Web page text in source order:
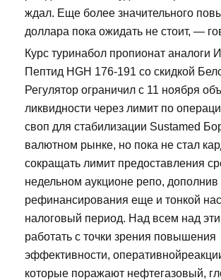
ждал. Еще более значительного
доллара пока ожидать не стоит, —
Курс туринабол пропионат аналоги
Пептид HGH 176-191 со скидкой
Регулятор ограничил с 11 ноября
ликвидности через лимит по
своп для стабилизации Sustamed
валютном рынке, но пока не стал
сокращать лимит предоставления
недельном аукционе репо,
рефинансирования еще и тонкой
налоговый период. Над всем над
работать с точки зрения повышения
эффективности,
которые поражают нефтегазовый,